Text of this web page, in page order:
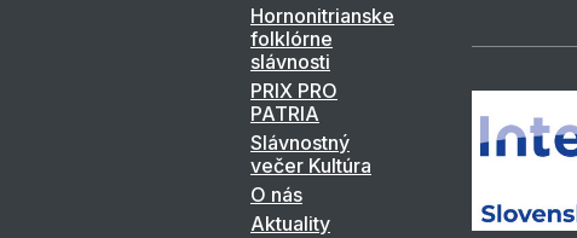
Hornonitrianske
folklórne
slávnosti
PRIX PRO
PATRIA
Slávnostný
večer Kultúra
O nás
Aktuality